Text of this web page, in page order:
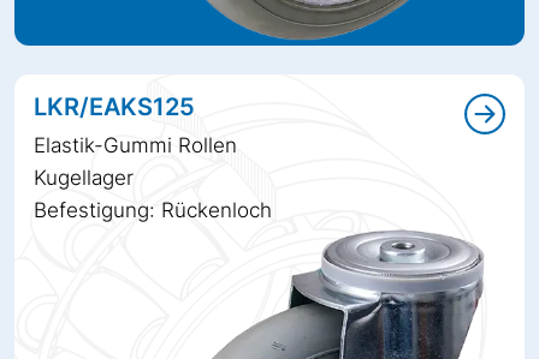
LKR/EAKS125
Elastik-Gummi Rollen
Kugellager
Befestigung: Rückenloch